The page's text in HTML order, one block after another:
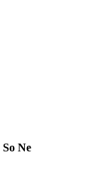
So Ne